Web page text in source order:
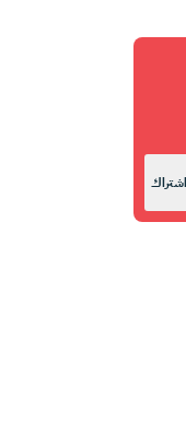
اشتراك